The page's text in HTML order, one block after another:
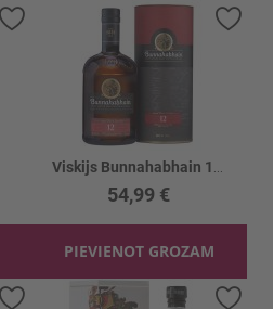
54,99 €
PIEVIENOT GROZAM
Pievienot vēlmju sarakstam